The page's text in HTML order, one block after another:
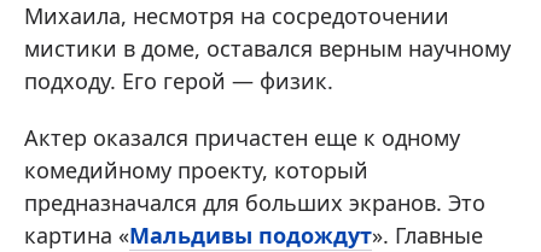
Михаила, несмотря на сосредоточении
мистики в доме, оставался верным научному
подходу. Его герой — физик.
Актер оказался причастен еще к одному
комедийному проекту, который
предназначался для больших экранов. Это
картина «Мальдивы подождут». Главные